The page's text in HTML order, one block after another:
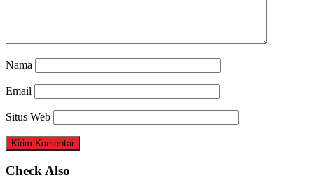
Nama
Email
Situs Web
Check Also